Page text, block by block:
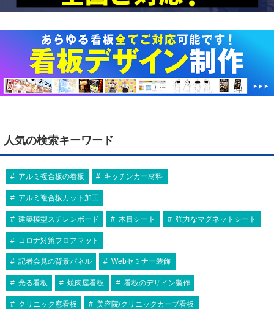
人気の検索キーワード
アルミ複合板の看板 キッチンカー材料
アルミ複合板カット加工
建築模型スチレンボード 木目シート 強力なマグネットシート
コロナ対策フロアマット
記者会見の背景パネル Webセミナー装飾
光る看板 焼肉屋看板 看板のデザイン製作
クリニック窓看板 美容院/クリニックカーブ看板